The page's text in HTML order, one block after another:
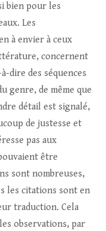
bien pour les
Les
à envier à ceux
concernent
dire des séquences
genre, de même que
détail est signalé,
de justesse et
pas aux
être
sont nombreuses,
les citations sont en
traduction. Cela
observations, par